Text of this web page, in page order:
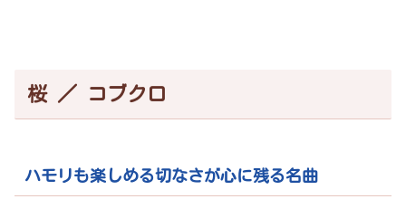
桜 ／ コブクロ
ハモリも楽しめる切なさが心に残る名曲